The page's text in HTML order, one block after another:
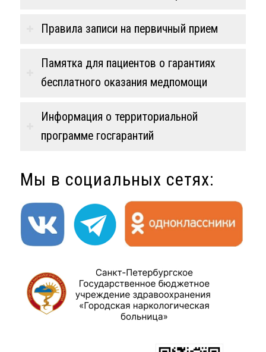
Правила записи на первичный прием
Памятка для пациентов о гарантиях
бесплатного оказания медпомощи
Информация о территориальной
программе госгарантий
Мы в социальных сетях: